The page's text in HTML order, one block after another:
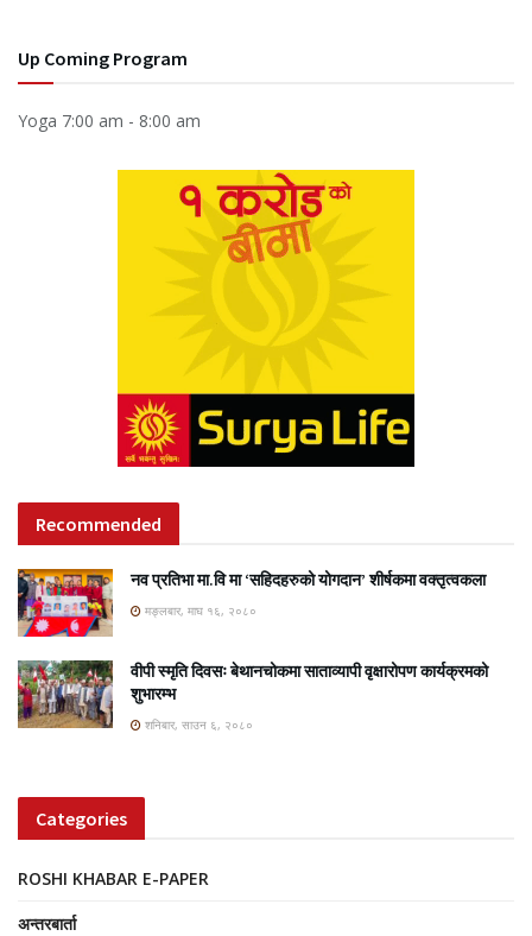
Up Coming Program
Yoga 7:00 am - 8:00 am
Recommended
नव प्रतिभा मा.वि मा ‘सहिदहरुको योगदान’ शीर्षकमा वक्तृत्वकला
मङ्लबार, माघ १६, २०८०
वीपी स्मृति दिवसः बेथानचोकमा साताव्यापी वृक्षारोपण कार्यक्रमको
शुभारम्भ
शनिबार, साउन ६, २०८०
Categories
ROSHI KHABAR E-PAPER
अन्तरबार्ता